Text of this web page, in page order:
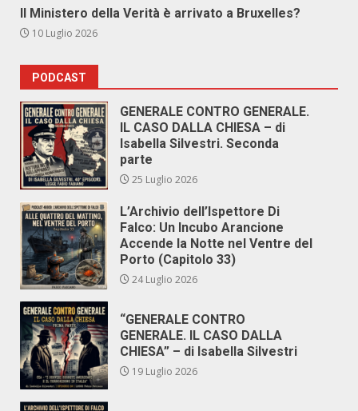
Il Ministero della Verità è arrivato a Bruxelles?
10 Luglio 2026
PODCAST
GENERALE CONTRO GENERALE.
IL CASO DALLA CHIESA – di
Isabella Silvestri. Seconda
parte
25 Luglio 2026
L’Archivio dell’Ispettore Di
Falco: Un Incubo Arancione
Accende la Notte nel Ventre del
Porto (Capitolo 33)
24 Luglio 2026
“GENERALE CONTRO
GENERALE. IL CASO DALLA
CHIESA” – di Isabella Silvestri
19 Luglio 2026